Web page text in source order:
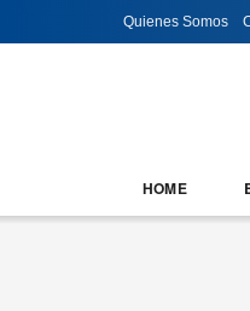
Quienes Somos
HOME